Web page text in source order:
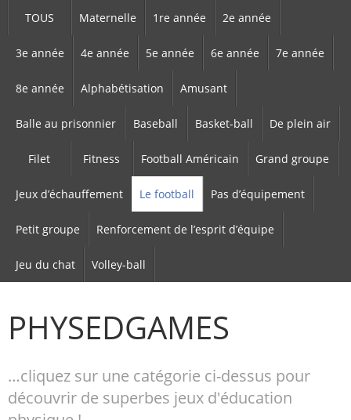
TOUS Maternelle 1re année 2e année
3e année 4e année 5e année 6e année 7e année
8e année Alphabétisation Amusant
Balle au prisonnier Baseball Basket-ball De plein air
Filet Fitness Football Américain Grand groupe
Jeux d’échauffement Le football Pas d’équipement
Petit groupe Renforcement de l’esprit d’équipe
Jeu du chat Volley-ball
PHYSEDGAMES
…cliquez sur une catégorie ci-dessus pour
découvrir de superbes jeux d'éducation